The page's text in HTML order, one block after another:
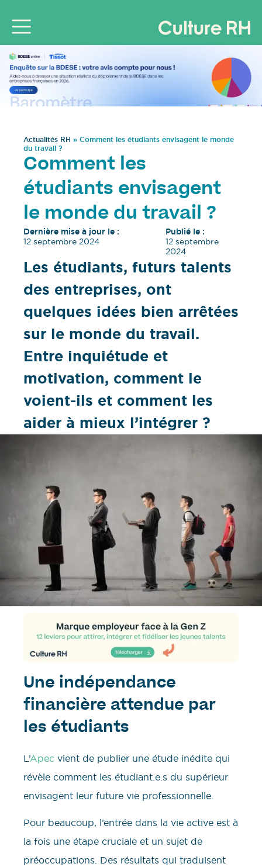
Actualités RH » Comment les étudiants envisagent le monde
du travail ?
Comment les
étudiants envisagent
le monde du travail ?
Dernière mise à jour le :
12 septembre 2024
Publié le :
12 septembre
2024
Les étudiants, futurs talents
des entreprises, ont
quelques idées bien arrêtées
sur le monde du travail.
Entre inquiétude et
motivation, comment le
voient-ils et comment les
aider à mieux l’intégrer ?
Une indépendance
financière attendue par
les étudiants
L’Apec vient de publier une étude inédite qui
révèle comment les étudiant.e.s du supérieur
envisagent leur future vie professionnelle.
Pour beaucoup, l’entrée dans la vie active est à
la fois une étape cruciale et un sujet de
préoccupations. Des résultats qui traduisent